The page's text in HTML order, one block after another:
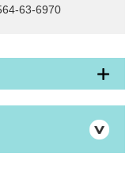
63-6970